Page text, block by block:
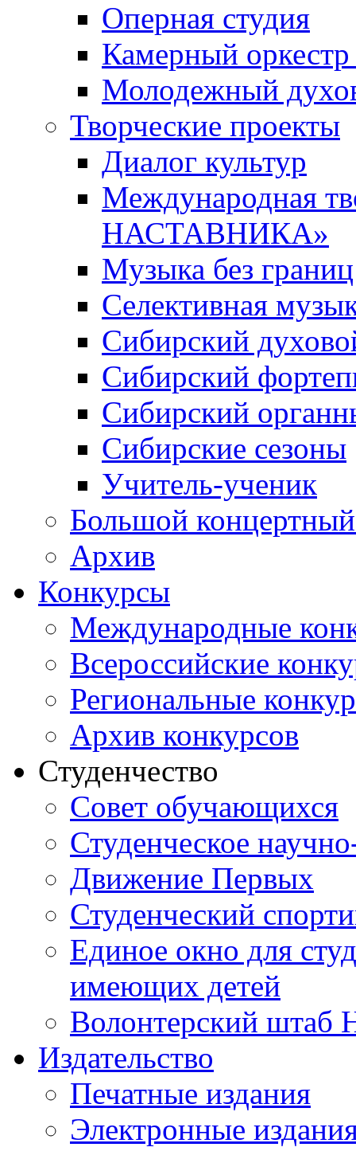
Оперная студия
Камерный оркестр
Молодежный
Творческие проекты
Диалог культур
Международная
НАСТАВНИКА»
Музыка без границ
Селективная
Сибирский
Сибирский
Сибирский
Сибирские сезоны
Учитель-ученик
Большой концертный
Архив
Конкурсы
Международные
Всероссийские
Региональные
Архив конкурсов
Студенчество
Совет обучающихся
Студенческое
Движение Первых
Студенческий
Единое окно для
имеющих детей
Волонтерский штаб
Издательство
Печатные издания
Электронные